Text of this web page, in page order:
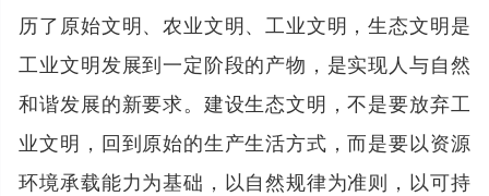
历了原始文明、农业文明、工业文明，生态文明是
工业文明发展到一定阶段的产物，是实现人与自然
和谐发展的新要求。建设生态文明，不是要放弃工
业文明，回到原始的生产生活方式，而是要以资源
环境承载能力为基础，以自然规律为准则，以可持